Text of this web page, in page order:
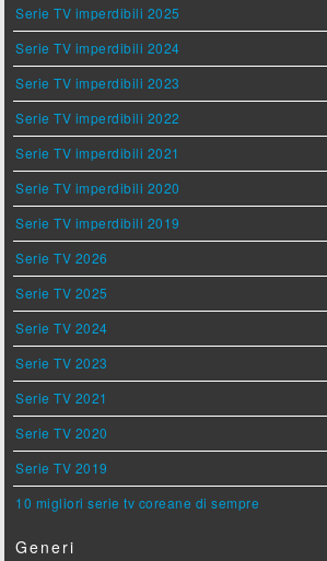
Serie TV imperdibili 2025
Serie TV imperdibili 2024
Serie TV imperdibili 2023
Serie TV imperdibili 2022
Serie TV imperdibili 2021
Serie TV imperdibili 2020
Serie TV imperdibili 2019
Serie TV 2026
Serie TV 2025
Serie TV 2024
Serie TV 2023
Serie TV 2021
Serie TV 2020
Serie TV 2019
10 migliori serie tv coreane di sempre
Generi